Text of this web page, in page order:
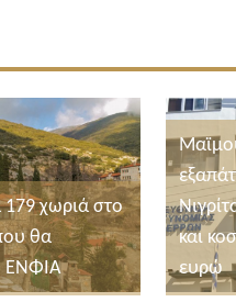
179 χωριά στο
θα
ΕΝΦΙΑ
και
ευρώ